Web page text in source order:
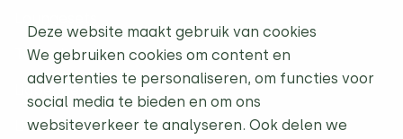
Deze website maakt gebruik van cookies
We gebruiken cookies om content en
advertenties te personaliseren, om functies voor
social media te bieden en om ons
websiteverkeer te analyseren. Ook delen we
Tuinsets
Life-Steel Buitenkeukens